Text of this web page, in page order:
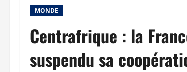
MONDE
Centrafrique : la
suspendu sa